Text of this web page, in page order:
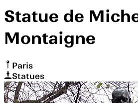
Statue de
Montaigne
Paris
Statues